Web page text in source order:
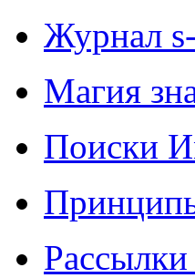
Журнал
Магия
Поиски